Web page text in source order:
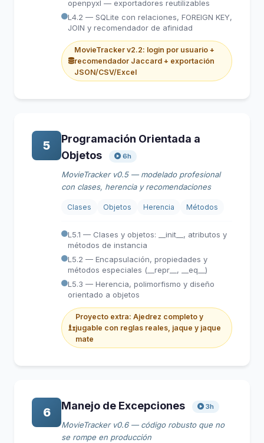
openpyxl — exportadores reutilizables
L4.2 — SQLite con relaciones, FOREIGN KEY,
JOIN y recomendador de afinidad
MovieTracker v2.2: login por usuario +
recomendador Jaccard + exportación
JSON/CSV/Excel
5
Programación Orientada a
Objetos
6h
MovieTracker v0.5 — modelado profesional
con clases, herencia y recomendaciones
Clases Objetos Herencia Métodos
L5.1 — Clases y objetos: __init__, atributos y
métodos de instancia
L5.2 — Encapsulación, propiedades y
métodos especiales (__repr__, __eq__)
L5.3 — Herencia, polimorfismo y diseño
orientado a objetos
Proyecto extra: Ajedrez completo y
jugable con reglas reales, jaque y jaque
mate
6 Manejo de Excepciones 3h
MovieTracker v0.6 — código robusto que no
se rompe en producción